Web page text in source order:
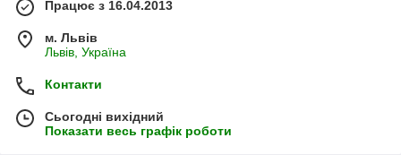
Працює з 16.04.2013
м. Львів
Львів, Україна
Контакти
Сьогодні вихідний
Показати весь графік роботи